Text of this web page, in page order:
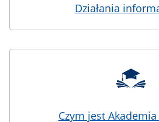
Działania
Czym jest